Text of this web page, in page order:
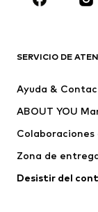
MARCAS
PUMA
LOWA
SERVICIO DE
Ayuda &
ABOUT YOU
Zona de
Desistir del